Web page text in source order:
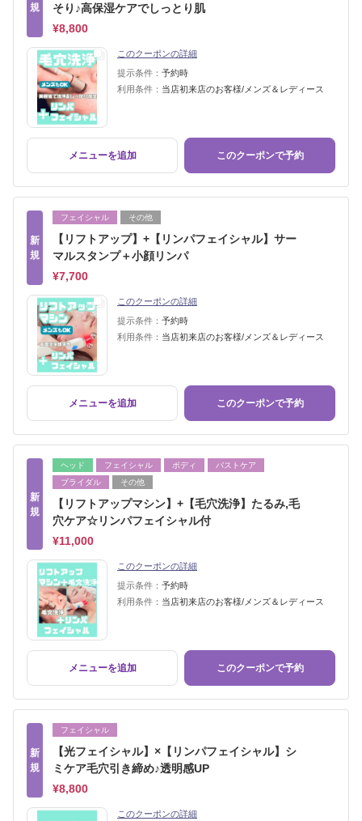
規
そり♪高保湿ケアでしっとり肌
¥8,800
このクーポンの詳細
提示条件： 予約時
利用条件： 当店初来店のお客様/メンズ＆レディース
メニューを追加 このクーポンで予約
新
規
フェイシャル その他
【リフトアップ】+【リンパフェイシャル】サー
マルスタンプ＋小顔リンパ
¥7,700
このクーポンの詳細
提示条件： 予約時
利用条件： 当店初来店のお客様/メンズ＆レディース
メニューを追加 このクーポンで予約
新
規
ヘッド フェイシャル ボディ
バストケア
ブライダル
その他
【リフトアップマシン】+【毛穴洗浄】たるみ,毛
穴ケア☆リンパフェイシャル付
¥11,000
このクーポンの詳細
提示条件： 予約時
利用条件： 当店初来店のお客様/メンズ＆レディース
メニューを追加 このクーポンで予約
新
規
フェイシャル
【光フェイシャル】×【リンパフェイシャル】シ
ミケア毛穴引き締め♪透明感UP
¥8,800
このクーポンの詳細